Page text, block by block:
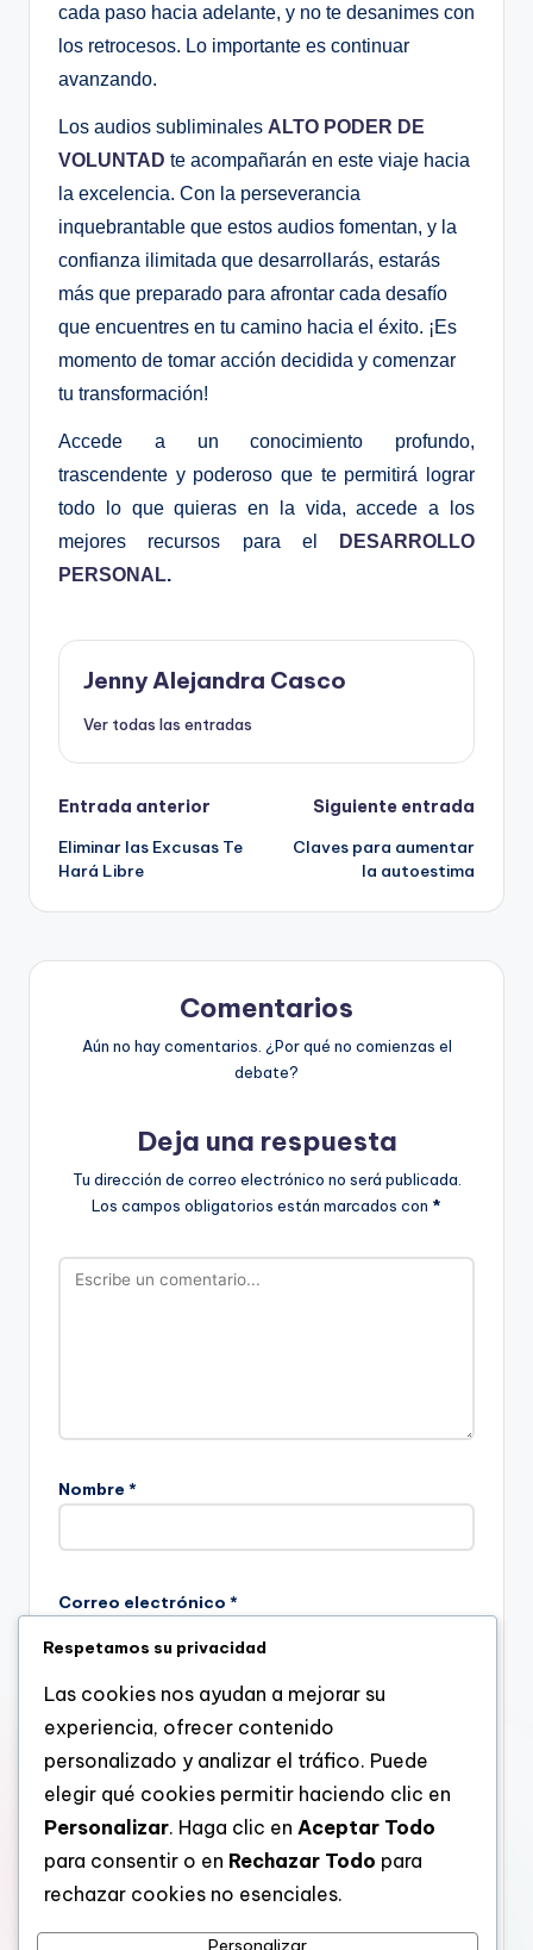
cada paso hacia adelante, y no te desanimes con
los retrocesos. Lo importante es continuar
avanzando.
Los audios subliminales ALTO PODER DE
VOLUNTAD te acompañarán en este viaje hacia
la excelencia. Con la perseverancia
inquebrantable que estos audios fomentan, y la
confianza ilimitada que desarrollarás, estarás
más que preparado para afrontar cada desafío
que encuentres en tu camino hacia el éxito. ¡Es
momento de tomar acción decidida y comenzar
tu transformación!
Accede a un conocimiento profundo,
trascendente y poderoso que te permitirá lograr
todo lo que quieras en la vida, accede a los
mejores recursos para el
DESARROLLO
PERSONAL.
Jenny Alejandra Casco
Ver todas las entradas
Navegación
de
entradas
Entrada anterior
Eliminar las Excusas Te
Hará Libre
Siguiente entrada
Claves para aumentar
la autoestima
Comentarios
Aún no hay comentarios. ¿Por qué no comienzas el
debate?
Deja una respuesta
Tu dirección de correo electrónico no será publicada.
Los campos obligatorios están marcados con *
Nombre *
Correo electrónico *
Guarda mi nombre, correo electrónico y web en este
navegador para la próxima vez que comente.
Respetamos su privacidad
Las cookies nos ayudan a mejorar su
experiencia, ofrecer contenido
personalizado y analizar el tráfico. Puede
elegir qué cookies permitir haciendo clic en
Personalizar. Haga clic en Aceptar Todo
para consentir o en Rechazar Todo para
rechazar cookies no esenciales.
Personalizar